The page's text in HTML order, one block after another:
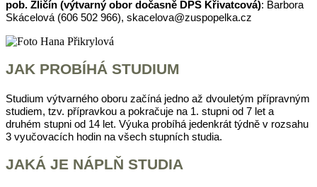
pob. Zličín (výtvarný obor dočasně DPS Křivatcová): Barbora
Skácelová (606 502 966), skacelova@zuspopelka.cz
JAK PROBÍHÁ STUDIUM
Studium výtvarného oboru začíná jedno až dvouletým přípravným
studiem, tzv. přípravkou a pokračuje na 1. stupni od 7 let a
druhém stupni od 14 let. Výuka probíhá jedenkrát týdně v rozsahu
3 vyučovacích hodin na všech stupních studia.
JAKÁ JE NÁPLŇ STUDIA